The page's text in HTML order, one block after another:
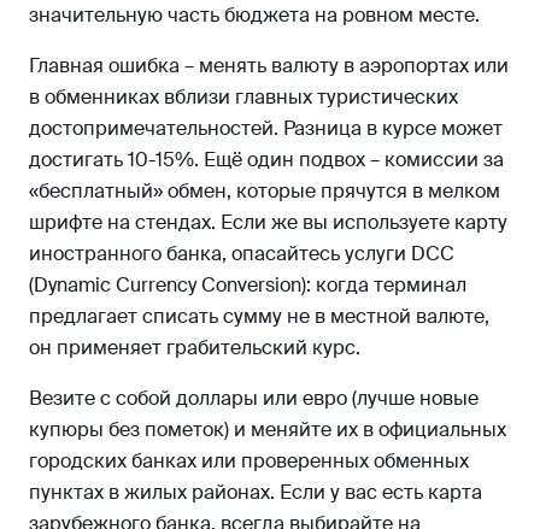
значительную часть бюджета на ровном месте.
Главная ошибка – менять валюту в аэропортах или
в обменниках вблизи главных туристических
достопримечательностей. Разница в курсе может
достигать 10-15%. Ещё один подвох – комиссии за
«бесплатный» обмен, которые прячутся в мелком
шрифте на стендах. Если же вы используете карту
иностранного банка, опасайтесь услуги DCC
(Dynamic Currency Conversion): когда терминал
предлагает списать сумму не в местной валюте,
он применяет грабительский курс.
Везите с собой доллары или евро (лучше новые
купюры без пометок) и меняйте их в официальных
городских банках или проверенных обменных
пунктах в жилых районах. Если у вас есть карта
зарубежного банка, всегда выбирайте на